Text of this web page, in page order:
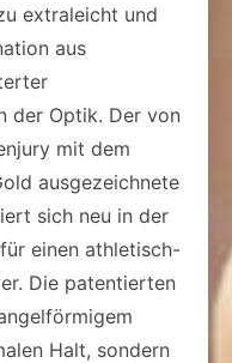
extraleicht und
aus
der Optik. Der von
mit dem
ausgezeichnete
sich neu in der
einen athletisch-
Die patentierten
Halt, sondern